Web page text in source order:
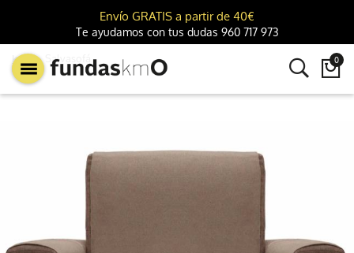
Envío GRATIS a partir de 40€
Te ayudamos con tus dudas 960 717 973
 0
km0 Salvasofá